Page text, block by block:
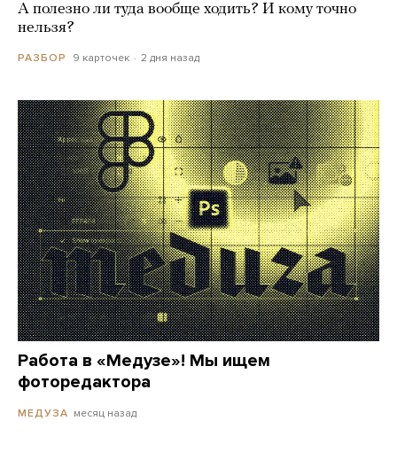
А полезно ли туда вообще ходить? И кому точно
нельзя?
РАЗБОР 9 карточек 2 дня назад
Работа в «Медузе»! Мы ищем
фоторедактора
МЕДУЗА месяц назад